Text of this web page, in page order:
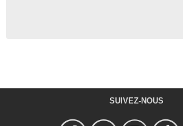
SUIVEZ-NOUS